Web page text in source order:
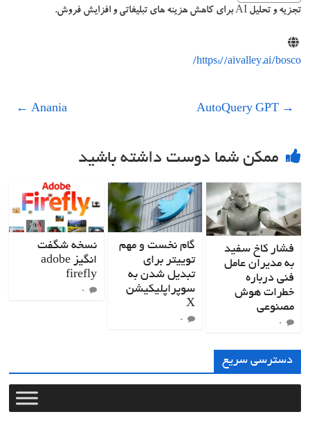
تجزیه و تحلیل AI برای کاهش هزینه های تبلیغاتی و افزایش فروش.
https://aivalley.ai/bosco/
→
Anania
←
ممکن شما دوست داشته باشید
فشار کاخ سفید
به مدیران عامل
فنی درباره
خطرات هوش
مصنوعی
۰
گام نخست و مهم
توییتر برای
تبدیل‌ شدن به
سوپراپلیکیشن
X
۰
نسخه شگفت
انگیز adobe
firefly
۰
دسترسی سریع